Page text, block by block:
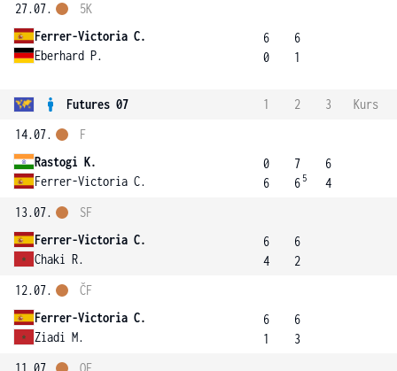
27.07.
Ferrer-Victoria C.
Eberhard P.
5K
6
0
6
1
Futures 07 1 2 3
Kurs
14.07.
Rastogi K.
Ferrer-Victoria C.
F
0
6
7
6 5
6
4
13.07.
Ferrer-Victoria C.
Chaki R.
SF
6
4
6
2
12.07.
Ferrer-Victoria C.
Ziadi M.
ČF
6
1
6
3
11.07.
OF